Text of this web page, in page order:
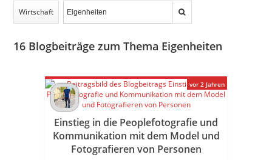
Wirtschaft
16 Blogbeiträge zum Thema Eigenheiten
Einstieg in die Peoplefotografie und
Kommunikation mit dem Model und
Fotografieren von Personen
vor 2 Jahren